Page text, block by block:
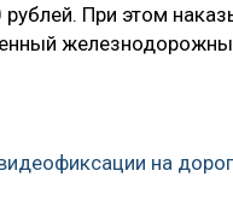
При этом
на